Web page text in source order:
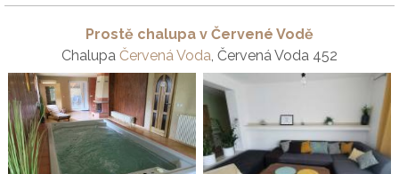
Prostě chalupa v Červené Vodě
Chalupa Červená Voda, Červená Voda 452